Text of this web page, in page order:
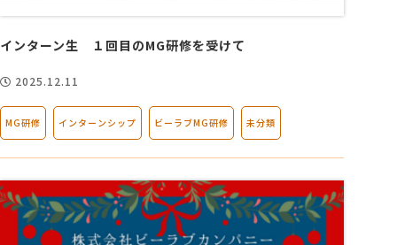
インターン生 １回目のMG研修を受けて
2025.12.11
MG研修 インターンシップ ビーラブMG研修 未分類